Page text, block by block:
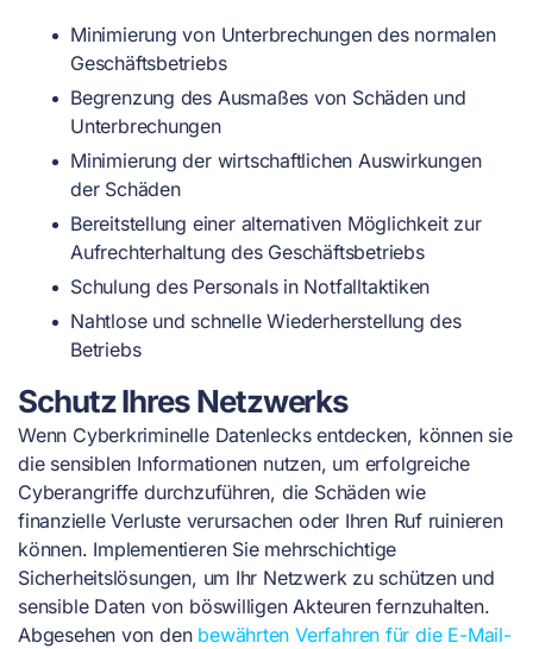
Minimierung von Unterbrechungen des normalen
Geschäftsbetriebs
Begrenzung des Ausmaßes von Schäden und
Unterbrechungen
Minimierung der wirtschaftlichen Auswirkungen
der Schäden
Bereitstellung einer alternativen Möglichkeit zur
Aufrechterhaltung des Geschäftsbetriebs
Schulung des Personals in Notfalltaktiken
Nahtlose und schnelle Wiederherstellung des
Betriebs
Schutz Ihres Netzwerks
Wenn Cyberkriminelle Datenlecks entdecken, können sie
die sensiblen Informationen nutzen, um erfolgreiche
Cyberangriffe durchzuführen, die Schäden wie
finanzielle Verluste verursachen oder Ihren Ruf ruinieren
können. Implementieren Sie mehrschichtige
Sicherheitslösungen, um Ihr Netzwerk zu schützen und
sensible Daten von böswilligen Akteuren fernzuhalten.
Abgesehen von den bewährten Verfahren für die E-Mail-